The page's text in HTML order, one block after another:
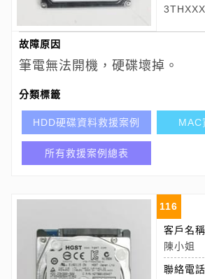
故障原因
筆電無法開機，硬碟壞掉。
分類標籤
HDD硬碟資料救援案例 MAC
所有救援案例總表
116
客戶名稱
陳小姐
聯絡電話